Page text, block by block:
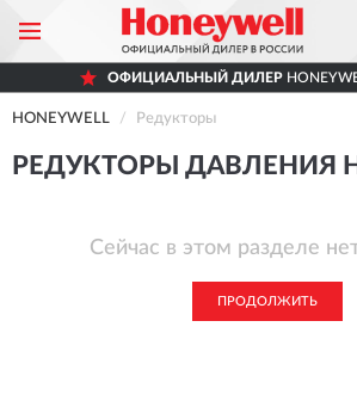
ОФИЦИАЛЬНЫЙ ДИЛЕР
HONEYWELL Редукторы
РЕДУКТОРЫ ДАВЛЕНИЯ
Сейчас в этом разделе
ПРОДОЛЖИТЬ